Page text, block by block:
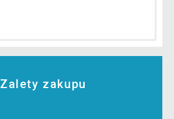
Zalety zakupu